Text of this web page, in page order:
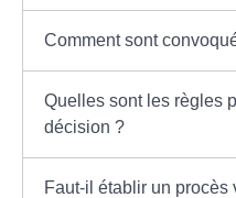
Comment sont
Quelles sont les règles
décision ?
Faut-il établir un procès